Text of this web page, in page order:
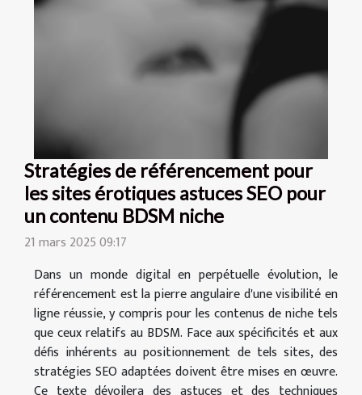
Stratégies de référencement pour
les sites érotiques astuces SEO pour
un contenu BDSM niche
21 mars 2025 09:17
Dans un monde digital en perpétuelle évolution, le
référencement est la pierre angulaire d'une visibilité en
ligne réussie, y compris pour les contenus de niche tels
que ceux relatifs au BDSM. Face aux spécificités et aux
défis inhérents au positionnement de tels sites, des
stratégies SEO adaptées doivent être mises en œuvre.